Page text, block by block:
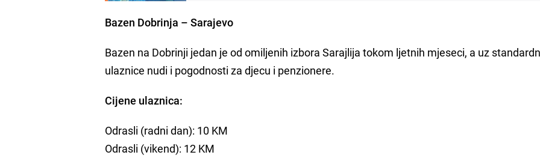
Bazen Dobrinja – Sarajevo
Bazen na Dobrinji jedan je od omiljenih izbora Sarajlija tokom ljetnih mjeseci, a uz
ulaznice nudi i pogodnosti za djecu i penzionere.
Cijene ulaznica:
Odrasli (radni dan): 10 KM
Odrasli (vikend): 12 KM